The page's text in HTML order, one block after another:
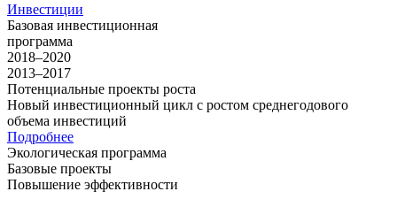
Инвестиции
Базовая инвестиционная
программа
2018–2020
2013–2017
Потенциальные проекты роста
Новый инвестиционный цикл с ростом среднегодового
объема инвестиций
Подробнее
Экологическая программа
Базовые проекты
Повышение эффективности